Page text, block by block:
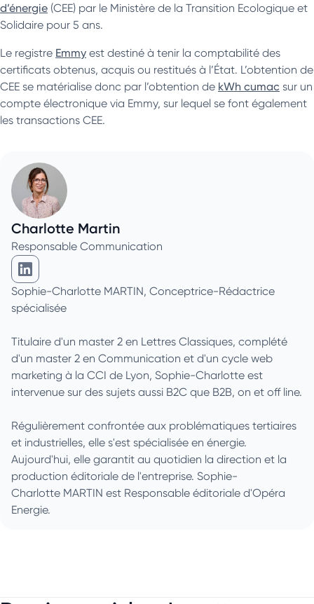
d’énergie (CEE) par le Ministère de la Transition Ecologique et
Solidaire pour 5 ans.
Le registre Emmy est destiné à tenir la comptabilité des
certificats obtenus, acquis ou restitués à l’État. L’obtention de
CEE se matérialise donc par l’obtention de kWh cumac sur un
compte électronique via Emmy, sur lequel se font également
les transactions CEE.
Charlotte Martin
Responsable Communication
Charlotte Martin sur Linkedin
Sophie-Charlotte MARTIN, Conceptrice-Rédactrice
spécialisée
Titulaire d'un master 2 en Lettres Classiques, complété
d'un master 2 en Communication et d'un cycle web
marketing à la CCI de Lyon, Sophie-Charlotte est
intervenue sur des sujets aussi B2C que B2B, on et off line.
Régulièrement confrontée aux problématiques tertiaires
et industrielles, elle s'est spécialisée en énergie.
Aujourd'hui, elle garantit au quotidien la direction et la
production éditoriale de l'entreprise. Sophie-
Charlotte MARTIN est Responsable éditoriale d'Opéra
Energie.